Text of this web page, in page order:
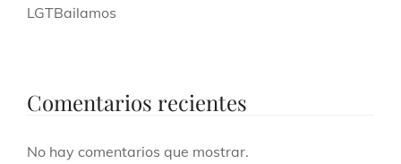
LGTBailamos
Comentarios recientes
No hay comentarios que mostrar.